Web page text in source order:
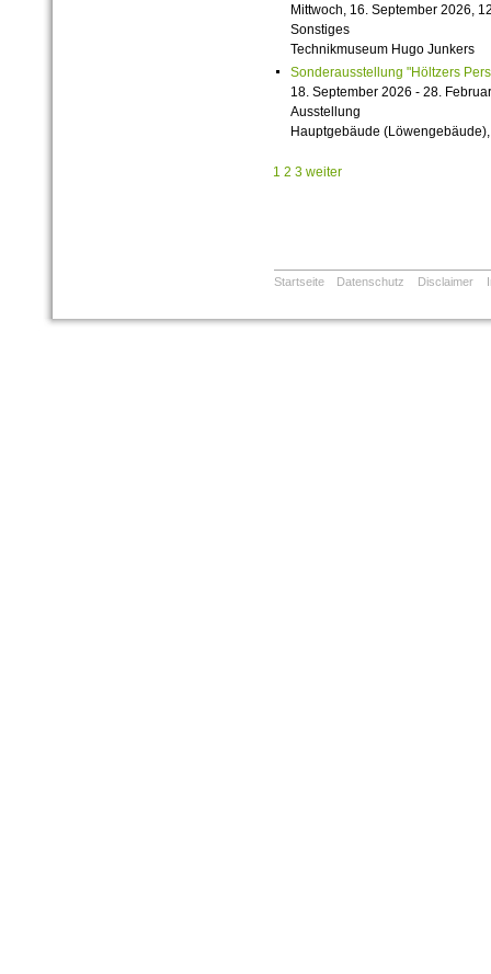
Mittwoch, 16. September 2026,
Sonstiges
Technikmuseum Hugo Junkers
Sonderausstellung "Höltzers
18. September 2026 - 28.
Ausstellung
Hauptgebäude
1 2 3 weiter
Startseite Datenschutz Disclaimer